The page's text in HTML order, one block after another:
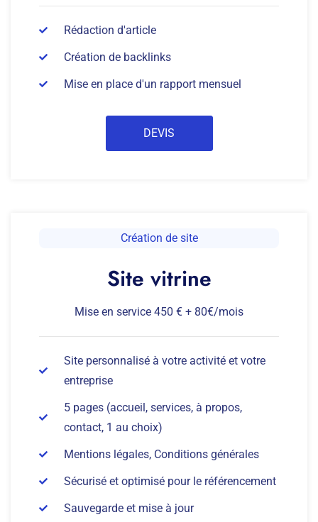
Rédaction d'article
Création de backlinks
Mise en place d'un rapport mensuel
DEVIS
Création de site
Site vitrine
Mise en service 450 € + 80€/mois
Site personnalisé à votre activité et votre
entreprise
5 pages (accueil, services, à propos,
contact, 1 au choix)
Mentions légales, Conditions générales
Sécurisé et optimisé pour le référencement
Sauvegarde et mise à jour